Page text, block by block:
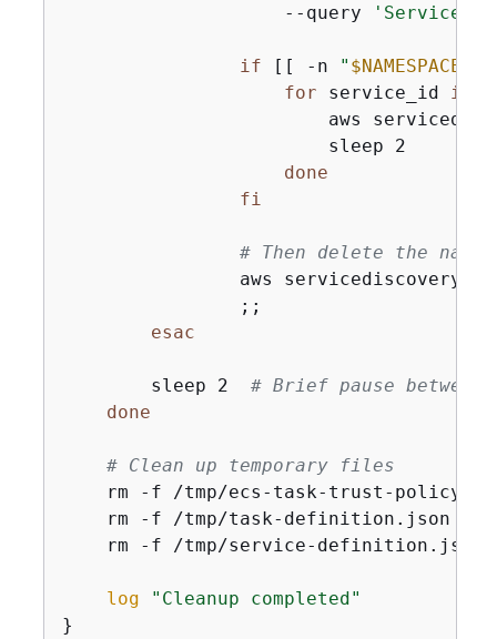
                    --query
if [[ -n "
for service_id in
aws
                        sleep 2
done
fi
# Then delete the
aws servicediscovery
                ;;
esac
        sleep 2
# Brief pause between
done
# Clean up temporary files
rm -f /tmp/ecs-task-trust-
    rm -f /tmp/task-definition.json
    rm -f /tmp/service-definition.json
log
"Cleanup completed"
}